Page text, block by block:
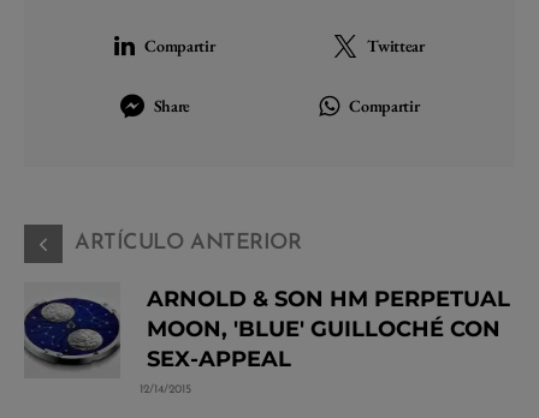
Compartir Twittear
Share Compartir
ARTÍCULO ANTERIOR
ARNOLD & SON HM PERPETUAL
MOON, 'BLUE' GUILLOCHÉ CON
SEX-APPEAL
12/14/2015